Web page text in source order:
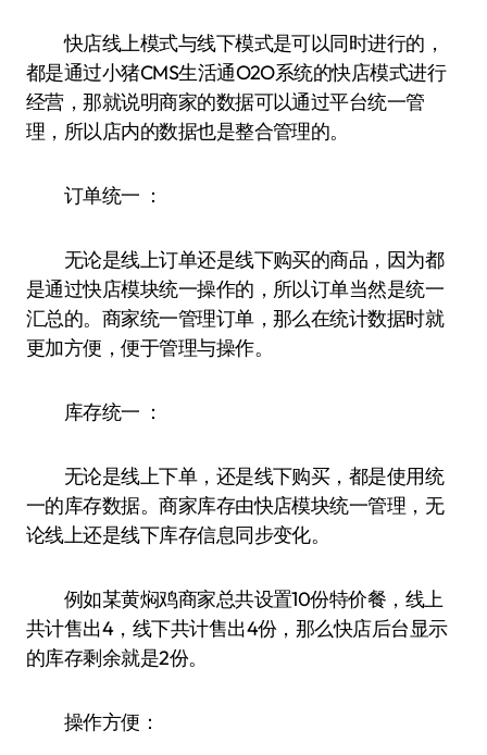
快店线上模式与线下模式是可以同时进行的，
都是通过小猪CMS生活通O2O系统的快店模式进行
经营，那就说明商家的数据可以通过平台统一管
理，所以店内的数据也是整合管理的。
订单统一 ：
无论是线上订单还是线下购买的商品，因为都
是通过快店模块统一操作的，所以订单当然是统一
汇总的。商家统一管理订单，那么在统计数据时就
更加方便，便于管理与操作。
库存统一 ：
无论是线上下单，还是线下购买，都是使用统
一的库存数据。商家库存由快店模块统一管理，无
论线上还是线下库存信息同步变化。
例如某黄焖鸡商家总共设置10份特价餐，线上
共计售出4，线下共计售出4份，那么快店后台显示
的库存剩余就是2份。
操作方便：